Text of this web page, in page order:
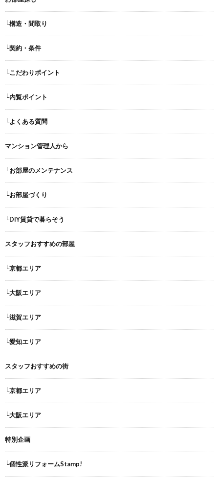
└構造・間取り
└契約・条件
└こだわりポイント
└内覧ポイント
└よくある質問
マンション管理人から
└お部屋のメンテナンス
└お部屋づくり
└DIY賃貸で暮らそう
スタッフおすすめの部屋
└京都エリア
└大阪エリア
└滋賀エリア
└愛知エリア
スタッフおすすめの街
└京都エリア
└大阪エリア
特別企画
└個性派リフォームStamp!